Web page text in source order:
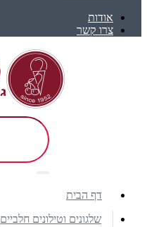
אודות
צרו קשר
דף הבית
שלגונים וטילונים חלביים